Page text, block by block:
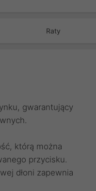
Raty
gwarantujący
którą można
przycisku.
dłoni zapewnia